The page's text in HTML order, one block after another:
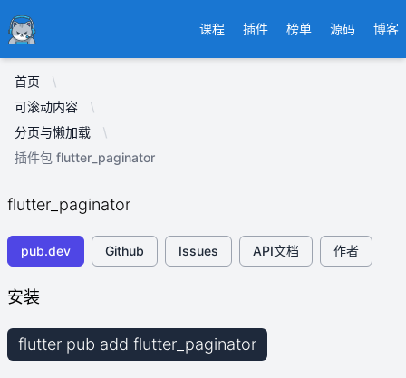
Ducafecat 课程 插件 榜单 源码 博客
首页
可滚动内容
分页与懒加载
插件包 flutter_paginator
flutter_paginator
pub.dev Github Issues API文档 作者
安装
flutter pub add flutter_paginator